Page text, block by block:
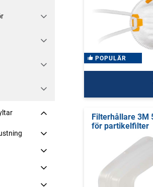
POPULÄR
Filterhållare 3M
för partikelfilter